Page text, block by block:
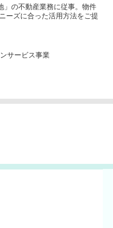
」の不動産業務に従事。物件
ーズに合った活用方法をご提
サービス事業